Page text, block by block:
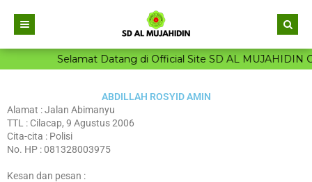
Beranda
Sejarah Singkat
Sambutan Kepala Sekolah
PENDIDIK
Wali Kelas
KESISWAAN
Selamat Datang di Official Site SD AL MUJAHIDIN
ABDILLAH ROSYID AMIN
Alamat : Jalan Abimanyu
TTL : Cilacap, 9 Agustus 2006
Cita-cita : Polisi
No. HP : 081328003975
Kesan dan pesan :